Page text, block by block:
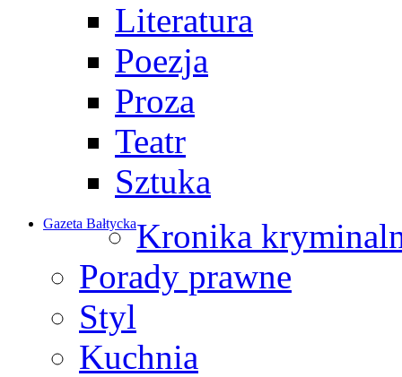
Literatura
Poezja
Proza
Teatr
Sztuka
Gazeta BałtyckaKronika
Porady prawne
Styl
Kuchnia